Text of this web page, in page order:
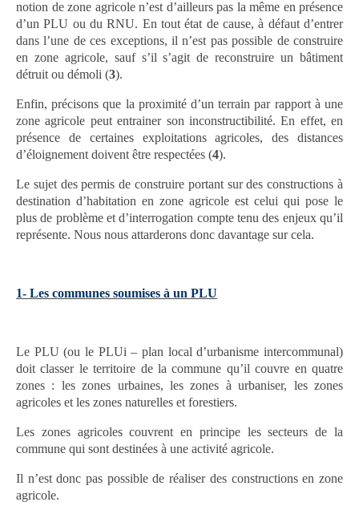
notion de zone agricole n’est d’ailleurs pas la même en présence
d’un PLU ou du RNU. En tout état de cause, à défaut d’entrer
dans l’une de ces exceptions, il n’est pas possible de construire
en zone agricole, sauf s’il s’agit de reconstruire un bâtiment
détruit ou démoli (3).
Enfin, précisons que la proximité d’un terrain par rapport à une
zone agricole peut entrainer son inconstructibilité. En effet, en
présence de certaines exploitations agricoles, des distances
d’éloignement doivent être respectées (4).
Le sujet des permis de construire portant sur des constructions à
destination d’habitation en zone agricole est celui qui pose le
plus de problème et d’interrogation compte tenu des enjeux qu’il
représente. Nous nous attarderons donc davantage sur cela.
1- Les communes soumises à un PLU
Le PLU (ou le PLUi – plan local d’urbanisme intercommunal)
doit classer le territoire de la commune qu’il couvre en quatre
zones : les zones urbaines, les zones à urbaniser, les zones
agricoles et les zones naturelles et forestiers.
Les zones agricoles couvrent en principe les secteurs de la
commune qui sont destinées à une activité agricole.
Il n’est donc pas possible de réaliser des constructions en zone
agricole.